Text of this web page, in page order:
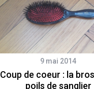
9 mai 2014
Coup de coeur : la
poils de sanglier